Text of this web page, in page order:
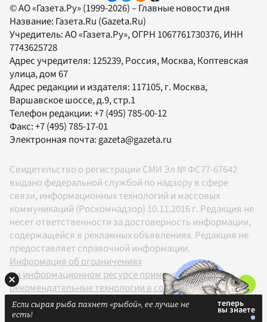
© АО «Газета.Ру» (1999-2026) – Главные новости дня
Название: Газета.Ru (Gazeta.Ru)
Учредитель:АО «Газета.Ру», ОГРН 1067761730376, ИНН
7743625728
Адрес учредителя: 125239, Россия, Москва, Коптевская
улица, дом 67
Адрес редакции и издателя: 117105, г. Москва,
Варшавское шоссе, д.9, стр.1
Телефон редакции:+7 (495) 785-00-12
Факс:+7 (495) 785-17-01
Электронная почта: gazeta@gazeta.ru
Свидетельство о регистрации СМИ Эл № ФС77-67642
выдано федеральной службой по надзору в сфере
связи, информационных технологий и массовых
коммуникаций (Роскомнадзор) 10.11.2016 г. Редакция не
несет ответственности за достоверность информации,
содержащейся в рекламных объявлениях. Редакция не
предоставляет справочной информации.
Информация об ограничениях
На информационном ресурсе применяются
рекомендательные технологии в соответствии с
Правилами
Если сырая рыба пахнет «рыбой», ее лучше не
есть!